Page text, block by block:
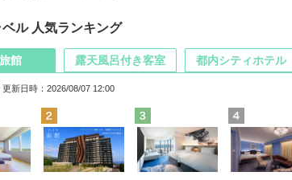
ル 人気ランキング
館
更新日時：2026/08/07 12:00
露天風呂付き客室 都内シティホテル